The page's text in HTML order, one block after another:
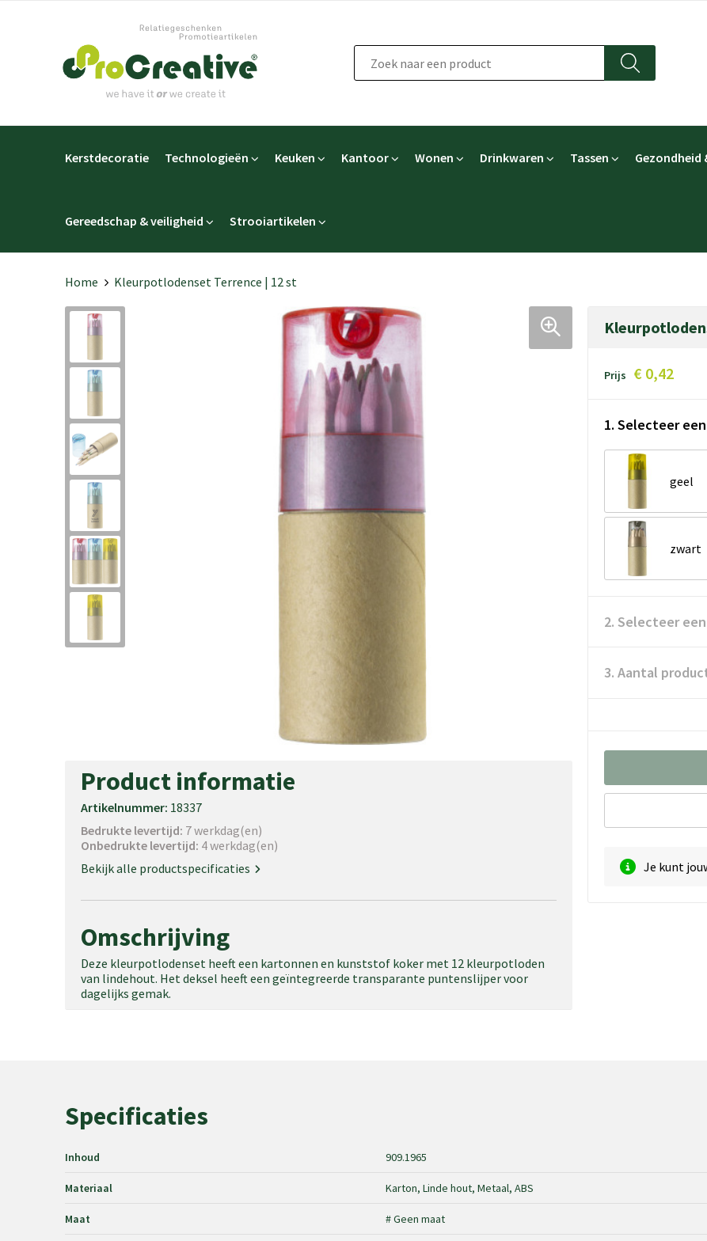
Kerstdecoratie Technologieën Keuken Kantoor Wonen Drinkwaren Tassen Gezondheid
Gereedschap & veiligheid Strooiartikelen
Home Kleurpotlodenset Terrence | 12 st
Product informatie
Artikelnummer: 18337
Bedrukte levertijd: 7 werkdag(en)
Onbedrukte levertijd: 4 werkdag(en)
Bekijk alle productspecificaties
Omschrijving
Deze kleurpotlodenset heeft een kartonnen en kunststof koker met 12 kleurpotloden
van lindehout. Het deksel heeft een geïntegreerde transparante puntenslijper voor
dagelijks gemak.
Prijs € 0,42
1. Selecteer
geel
zwart
2. Selecteer
3. Aantal
Je kunt
Specificaties
Inhoud 909.1965
Materiaal Karton, Linde hout, Metaal, ABS
Maat # Geen maat